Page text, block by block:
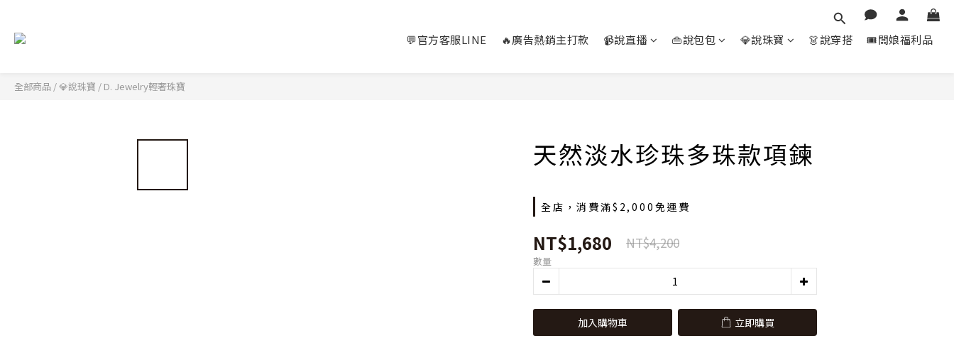
💬官方客服LINE 🔥廣告熱銷主打款 📹說直播 👜說包包 💎說珠寶 👗說穿搭 🎟️闆娘福利品
全部商品 /💎說珠寶 / D. Jewelry輕奢珠寶
天然淡水珍珠多珠款項鍊
全店，消費滿$2,000免運費
NT$1,680 NT$4,200
數量
加入購物車 立即購買